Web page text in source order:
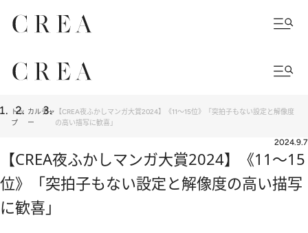
トッ
プ
カルチャ
ー
【CREA夜ふかしマンガ大賞2024】《11～15位》「突拍子もない設定と解像度
の高い描写に歓喜」
2024.9.7
【CREA夜ふかしマンガ大賞2024】《11～15
位》「突拍子もない設定と解像度の高い描写
に歓喜」